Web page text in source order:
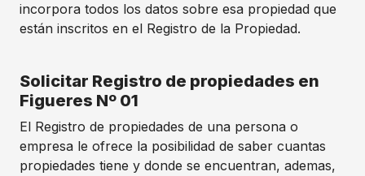
incorpora todos los datos sobre esa propiedad que
están inscritos en el Registro de la Propiedad.
Solicitar Registro de propiedades en
Figueres Nº 01
El Registro de propiedades de una persona o
empresa le ofrece la posibilidad de saber cuantas
propiedades tiene y donde se encuentran, ademas,